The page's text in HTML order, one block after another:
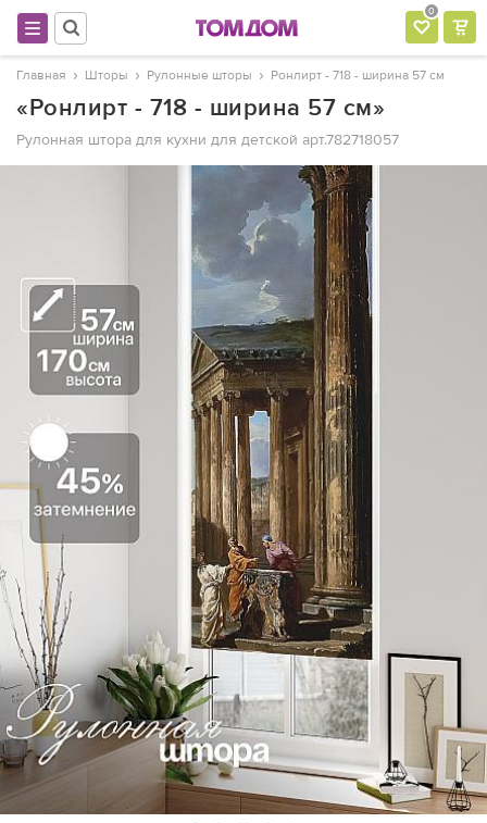
0
Главная Шторы Рулонные шторы Ронлирт - 718 - ширина 57 см
«Ронлирт - 718 - ширина 57 см»
Рулонная штора для кухни для детской арт.782718057